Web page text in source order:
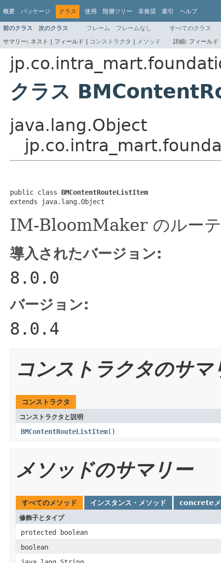
概要 パッケージ クラス 使用 階層ツリー 非推奨 索引 ヘルプ
前のクラス 次のクラス フレーム フレームなし
すべてのクラス
サマリー: ネスト | フィールド | コンストラクタ | メソッド 詳細: フィール
クラス
java.lang.Object
public class BMContentRouteListItem
extends java.lang.Object
IM-BloomMaker のルーテ
導入されたバージョン:
8.0.0
バージョン:
8.0.4
コンストラクタのサマ
コンストラクタ
コンストラクタと説明
BMContentRouteListItem()
メソッドのサマリー
すべてのメソッド インスタンス・メソッド concreteメ
修飾子とタイプ
protected boolean
boolean